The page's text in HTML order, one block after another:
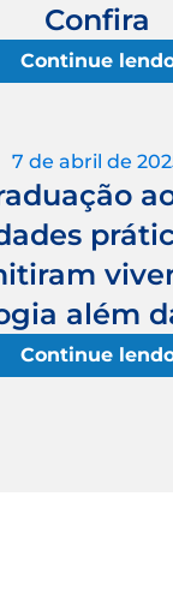
Confira
Continue
7 de abril de
além
Continue